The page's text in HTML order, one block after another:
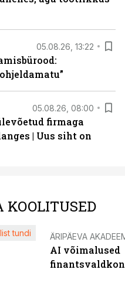
05.08.26, 13:22
05.08.26, 08:00
firmaga
| Uus siht on
KOOLITUSED
tundi ÄRIPÄEVA
AI võimalused